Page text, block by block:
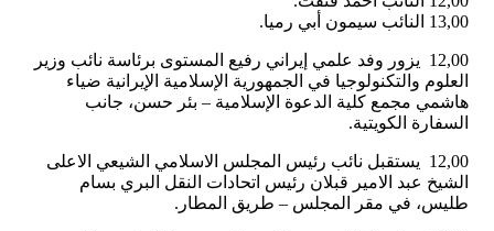
13,00 النائب سيمون أبي رميا.
12,00 يزور وفد علمي إيراني رفيع المستوى برئاسة نائب وزير
العلوم والتكنولوجيا في الجمهورية الإسلامية الإيرانية ضياء
هاشمي مجمع كلية الدعوة الإسلامية – بئر حسن، جانب
السفارة الكويتية.
12,00 يستقبل نائب رئيس المجلس الاسلامي الشيعي الاعلى
الشيخ عبد الامير قبلان رئيس اتحادات النقل البري بسام
طليس، في مقر المجلس – طريق المطار.